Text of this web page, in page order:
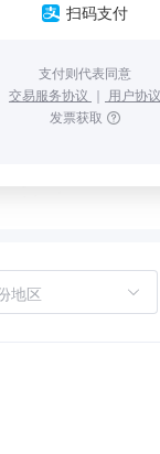
扫码支付
支付则代表同意
交易服务协议 ｜ 用户协议
发票获取
地区